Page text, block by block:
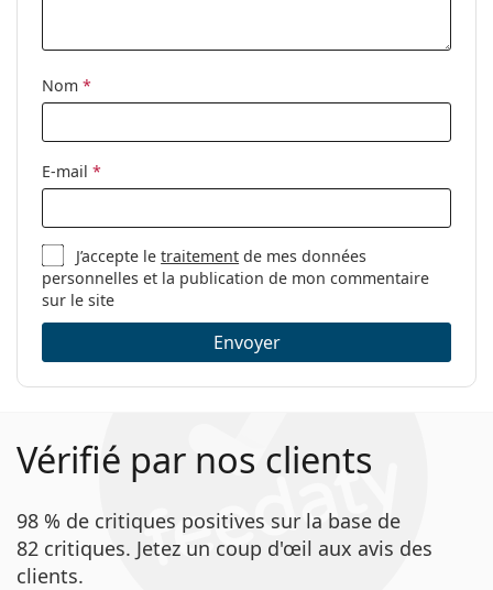
Autres
Sexe:
Marque:
Nom *
E-mail *
J’accepte letraitement de mes données
personnelles et la publication de mon commentaire
sur le site
Envoyer
Vérifié par nos clients
98 % de critiques positives sur la base de
82 critiques. Jetez un coup d'œil aux avis des
clients.